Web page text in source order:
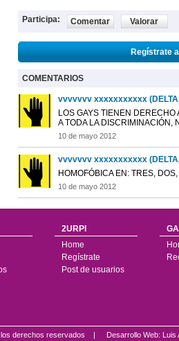
Participa: Comentar Valorar
Regístrate
COMENTARIOS
vvvvvvv xxxxxxxxxxx
LOS GAYS TIENEN
A TODA LA DISCRIMINACIÓN,
10 de mayo 2012
vvvvvvv xxxxxxxxxxx
HOMOFÓBICA EN: TRES,
10 de mayo 2012
2URPI
Home
Regístrate
Post de usuarios
los derechos reservados | Desarrollo Web: